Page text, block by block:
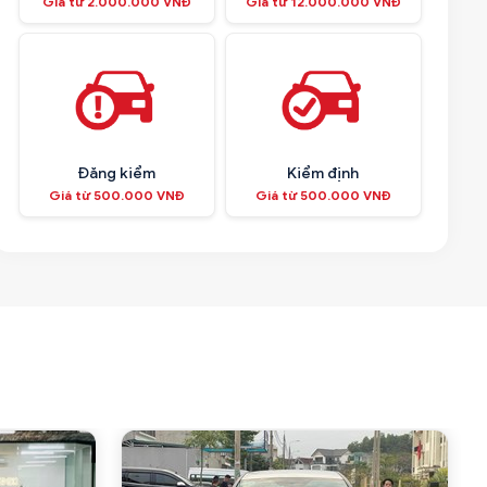
Đăng kiểm
Giá từ 500.000 VNĐ
Kiểm định
Giá từ 500.000 VNĐ